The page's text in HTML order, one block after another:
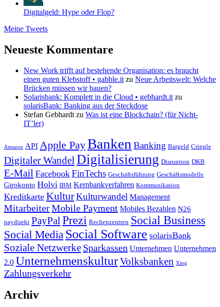
Digitalgeld: Hype oder Flop?
Meine Tweets
Neueste Kommentare
New Work trifft auf bestehende Organisation: es braucht
einen guten Klebstoff • gabble.it zu Neue Arbeitswelt: Welche
Brücken müssen wir bauen?
Solarisbank: Komplett in die Cloud • gebhardt.it zu
solarisBank: Banking aus der Steckdose
Stefan Gebhardt zu Was ist eine Blockchain? (für Nicht-
IT’ler)
Amazon API Apple PayBanken Banking Bargeld Cringle
Digitaler Wandel Digitalisierung Disruption DKB
E-Mail Facebook FinTechs Geschäftsführung Geschäftsmodelle
Girokonto Holvi IBM Kernbankverfahren Kommunikation
Kreditkarte KulturKulturwandel Management
MitarbeiterMobile Payment Mobiles Bezahlen N26
paydirekt PayPal Prezi Rechenzentren Social Business
Social Media Social Software solarisBank
Soziale Netzwerke Sparkassen Unternehmen Unternehmen
2.0 UnternehmenskulturVolksbanken Xing
Zahlungsverkehr
Archiv